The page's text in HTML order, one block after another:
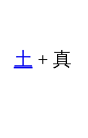
土 + 真